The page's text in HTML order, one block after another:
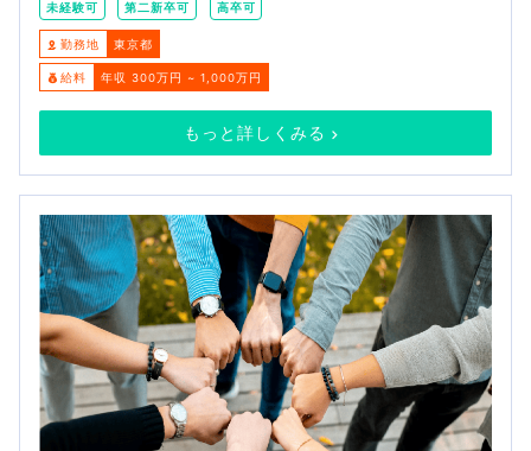
未経験可 第二新卒可 高卒可
勤務地 東京都
給料 年収 300万円 ~ 1,000万円
もっと詳しくみる